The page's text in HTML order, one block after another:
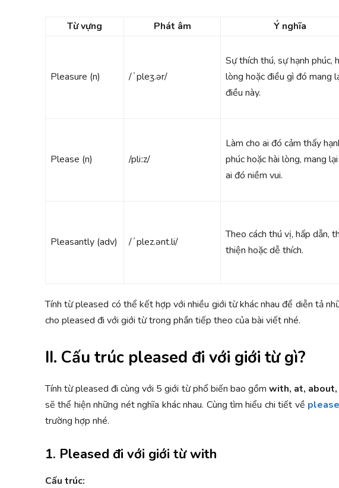
Từ vựng Phát âm Ý nghĩa
Pleasure (n) /ˈpleʒ.ər/
Sự thích thú, sự hạnh phúc,
lòng hoặc điều gì đó mang
điều này.
Please (n) /pliːz/
Làm cho ai đó cảm thấy
phúc hoặc hài lòng, mang
ai đó niềm vui.
Pleasantly (adv) /ˈplez.ənt.li/
Theo cách thú vị, hấp dẫn,
thiện hoặc dễ thích.
Tính từ pleased có thể kết hợp với nhiều giới từ khác nhau để diễn tả
cho pleased đi với giới từ trong phần tiếp theo của bài viết nhé.
II. Cấu trúc pleased đi với giới từ gì?
Tính từ pleased đi cùng với 5 giới từ phổ biến bao gồm with, at,
sẽ thể hiện những nét nghĩa khác nhau. Cùng tìm hiểu chi tiết về
trường hợp nhé.
1. Pleased đi với giới từ with
Cấu trúc: